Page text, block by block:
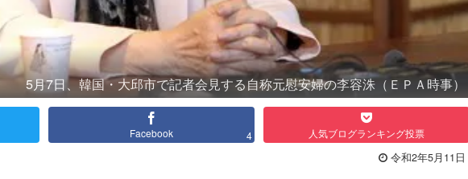
5月7日、韓国・大邱市で記者会見する自称元慰安婦の李容洙（ＥＰＡ時事）
Facebook 4 人気ブログランキング投票
令和2年5月11日